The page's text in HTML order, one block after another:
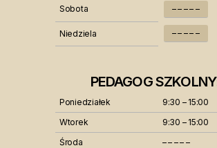
Sobota – – – – –
Niedziela – – – – –
PEDAGOG
Poniedziałek
9:30 – 15:00
Wtorek
9:30 – 15:00
Środa
– – – – –